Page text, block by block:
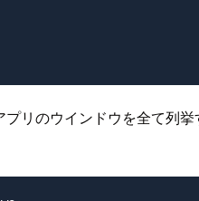
リのウインドウを全て列